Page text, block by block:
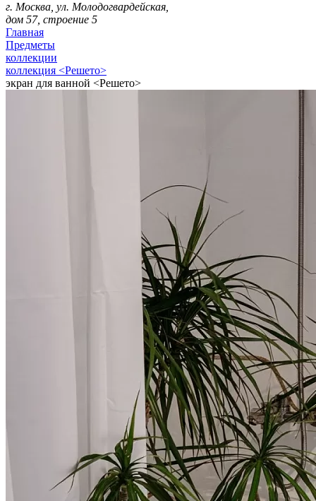
г. Москва, ул. Молодогвардейская,
дом 57, строение 5
Главная
Предметы
коллекции
коллекция <Решето>
экран для ванной <Решето>